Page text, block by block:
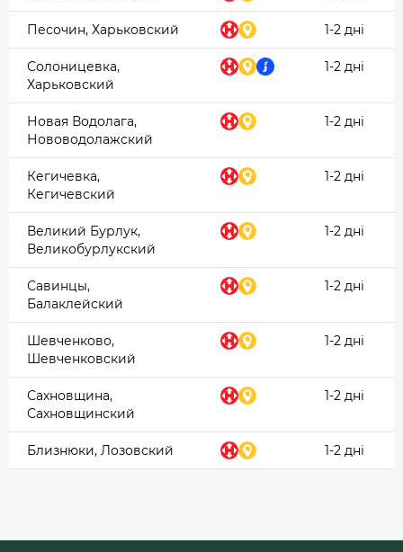
Песочин, Харьковский 1-2 дні
Солоницевка,
Харьковский
1-2 дні
Новая Водолага,
Нововодолажский
1-2 дні
Кегичевка,
Кегичевский
1-2 дні
Великий Бурлук,
Великобурлукский
1-2 дні
Савинцы,
Балаклейский
1-2 дні
Шевченково,
Шевченковский
1-2 дні
Сахновщина,
Сахновщинский
1-2 дні
Близнюки, Лозовский 1-2 дні